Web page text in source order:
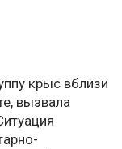
крыс вблизи
вызвала